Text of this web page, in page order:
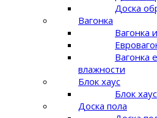
Доска
Вагонка
Вагонка
Вагонка
влажности
Блок хаус
Блок
Доска пола